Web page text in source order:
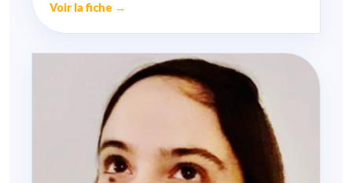
Voir la fiche →